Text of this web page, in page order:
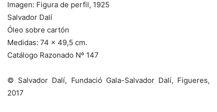
Imagen: Figura de perfil, 1925
Salvador Dalí
Óleo sobre cartón
Medidas: 74 x 49,5 cm.
Catálogo Razonado Nº 147
© Salvador Dalí, Fundació Gala-Salvador Dalí, Figueres,
2017